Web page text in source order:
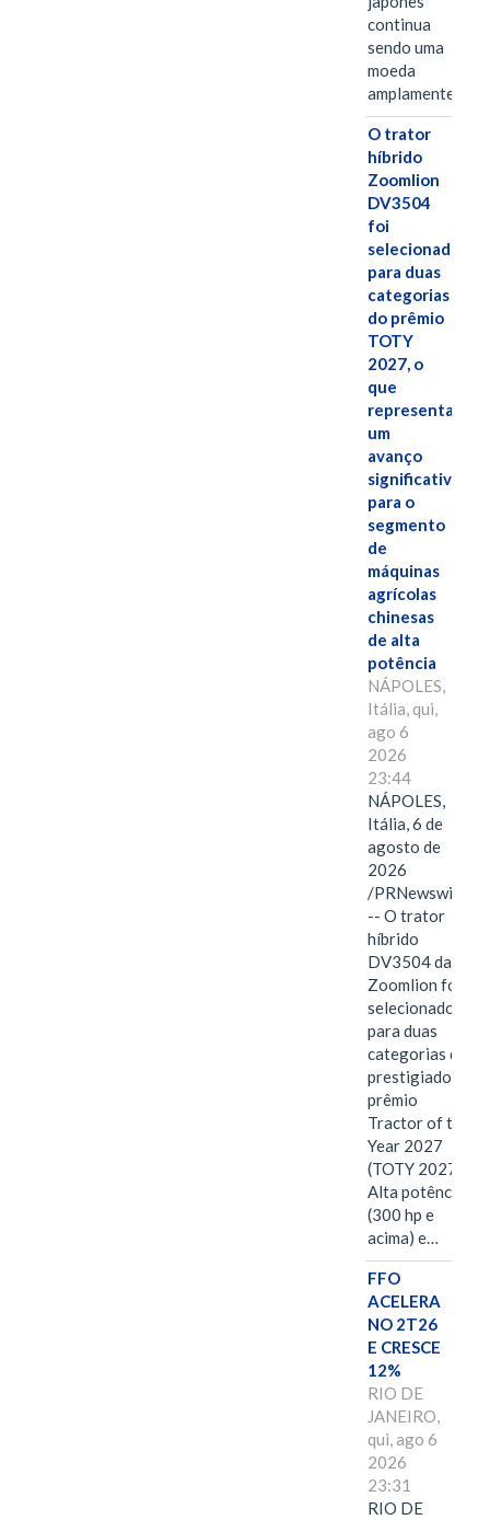
continua
sendo uma
moeda
amplamente…
O trator
híbrido
Zoomlion
DV3504
foi
selecionado
para duas
categorias
do prêmio
TOTY
2027, o
que
representa
um
avanço
significativo
para o
segmento
de
máquinas
agrícolas
chinesas
de alta
potência
NÁPOLES,
Itália, qui,
ago 6
2026
23:44
NÁPOLES,
Itália, 6 de
agosto de
2026
/PRNewswire/
-- O trator
híbrido
DV3504 da
Zoomlion foi
selecionado
para duas
categorias do
prestigiado
prêmio
Tractor of the
Year 2027
(TOTY 2027:
Alta potência
(300 hp e
acima) e…
FFO
ACELERA
NO 2T26
E CRESCE
12%
RIO DE
JANEIRO,
qui, ago 6
2026
23:31
RIO DE